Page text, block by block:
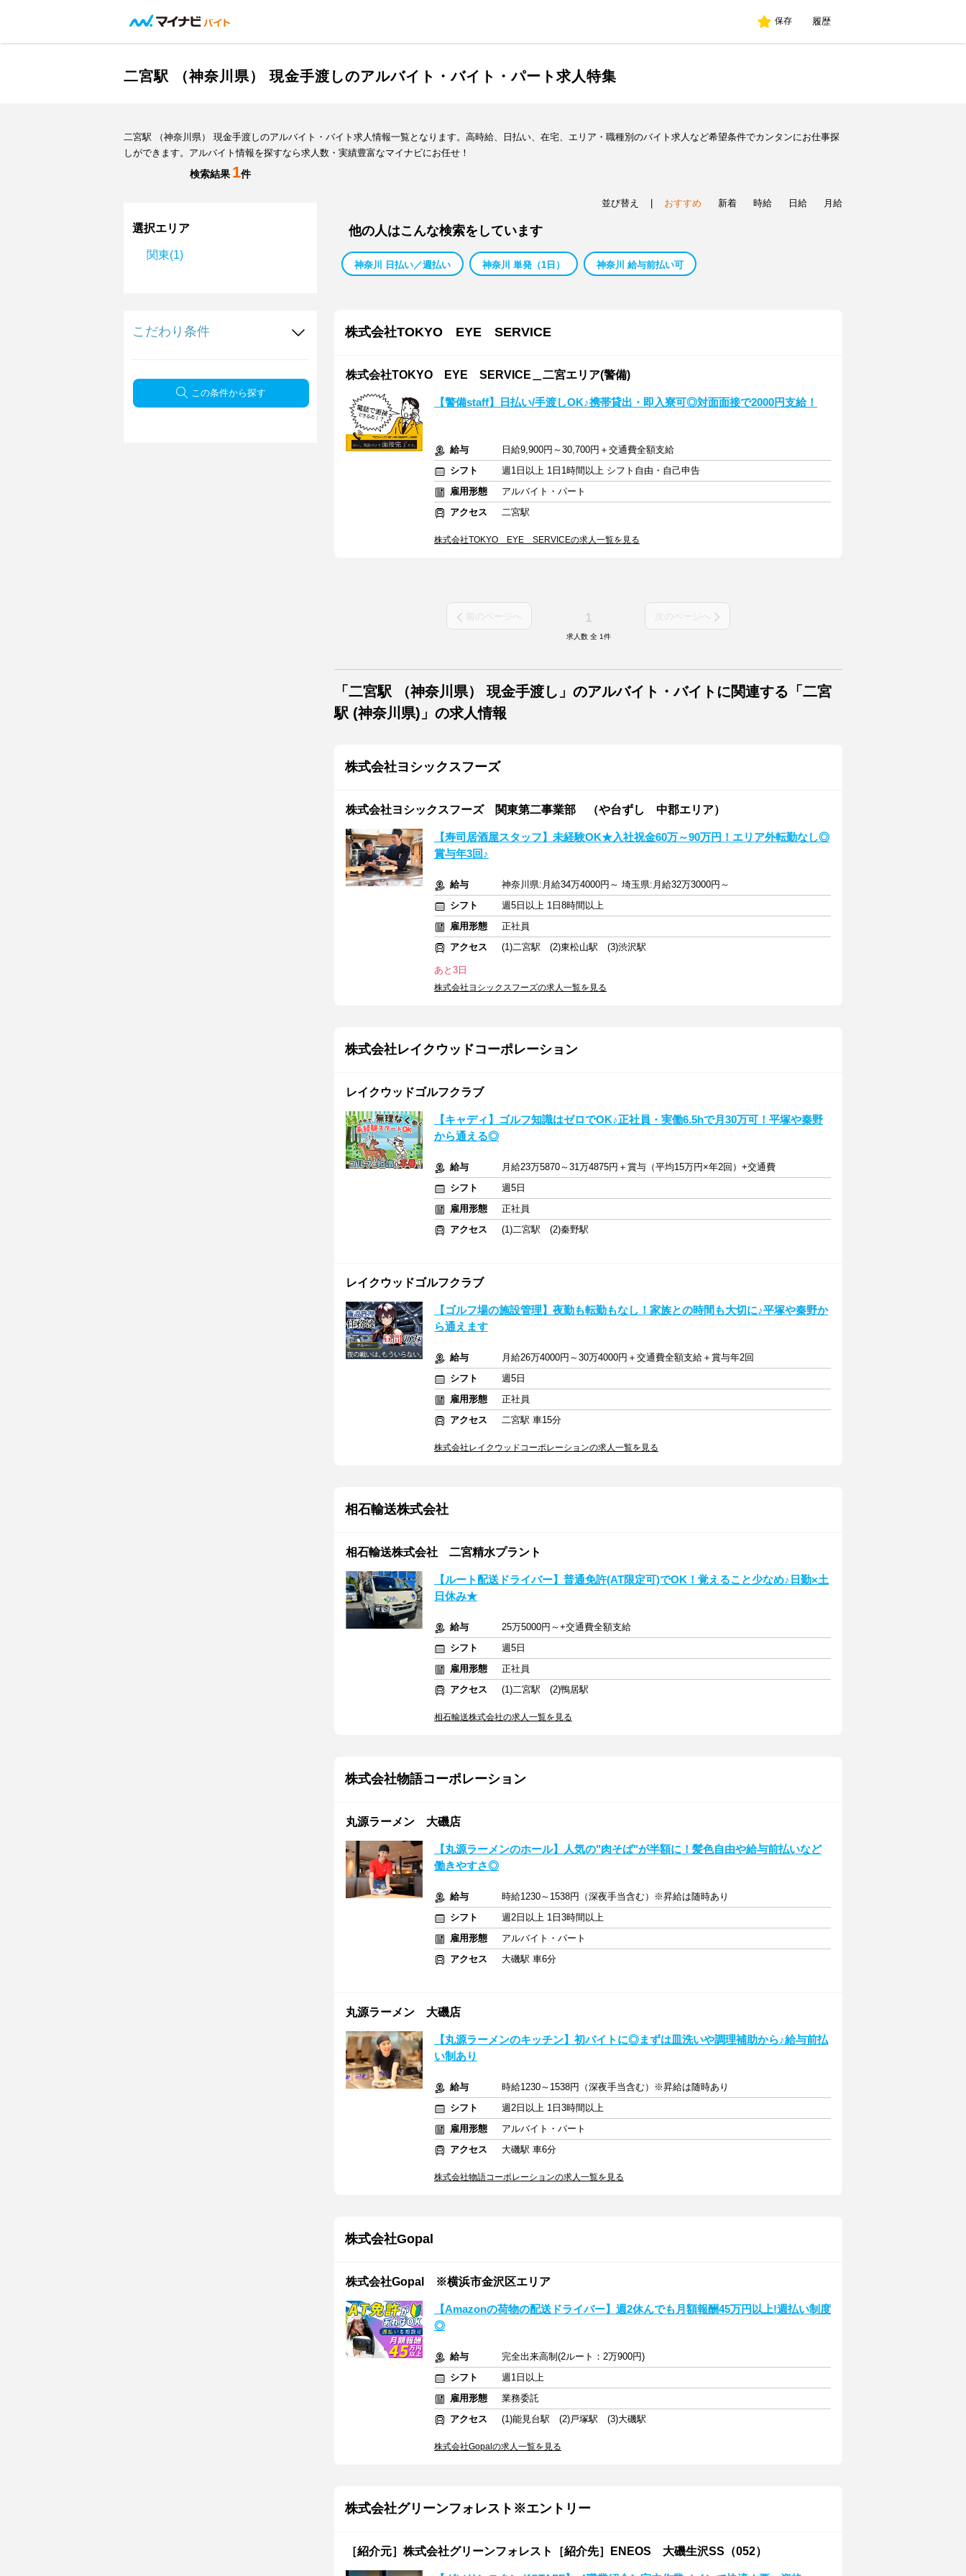
保存 履歴
二宮駅 （神奈川県） 現金手渡しのアルバイト・バイト・パート求人特集
二宮駅 （神奈川県） 現金手渡しのアルバイト・バイト求人情報一覧となります。高時給、日払い、在宅、エリア・職種別のバイト求人など希望条件でカンタンにお仕事探
しができます。アルバイト情報を探すなら求人数・実績豊富なマイナビにお任せ！
検索結果 1件
選択エリア
関東(1)
こだわり条件
この条件から探す
並び替え おすすめ 新着 時給 日給 月給
他の人はこんな検索をしています
神奈川 日払い／週払い 神奈川 単発（1日） 神奈川 給与前払い可
株式会社TOKYO EYE SERVICE
株式会社TOKYO EYE SERVICE＿二宮エリア(警備)
【警備staff】日払い/手渡しOK♪携帯貸出・即入寮可◎対面面接で2000円支給！
給与
日給9,900円～30,700円＋交通費全額支給
シフト
週1日以上 1日1時間以上 シフト自由・自己申告
雇用形態
アルバイト・パート
アクセス
二宮駅
株式会社TOKYO EYE SERVICEの求人一覧を見る
前のページへ 1 次のページへ
求人数 全 1件
「二宮駅 （神奈川県） 現金手渡し」のアルバイト・バイトに関連する「二宮
駅 (神奈川県)」の求人情報
株式会社ヨシックスフーズ
株式会社ヨシックスフーズ 関東第二事業部 （や台ずし 中郡エリア）
【寿司居酒屋スタッフ】未経験OK★入社祝金60万～90万円！エリア外転勤なし◎
賞与年3回♪
給与
神奈川県:月給34万4000円～ 埼玉県:月給32万3000円～
シフト
週5日以上 1日8時間以上
雇用形態
正社員
アクセス
(1)二宮駅 (2)東松山駅 (3)渋沢駅
あと3日
株式会社ヨシックスフーズの求人一覧を見る
株式会社レイクウッドコーポレーション
レイクウッドゴルフクラブ
【キャディ】ゴルフ知識はゼロでOK♪正社員・実働6.5hで月30万可！平塚や秦野
から通える◎
給与
月給23万5870～31万4875円＋賞与（平均15万円×年2回）+交通費
シフト
週5日
雇用形態
正社員
アクセス
(1)二宮駅 (2)秦野駅
レイクウッドゴルフクラブ
【ゴルフ場の施設管理】夜勤も転勤もなし！家族との時間も大切に♪平塚や秦野か
ら通えます
給与
月給26万4000円～30万4000円＋交通費全額支給＋賞与年2回
シフト
週5日
雇用形態
正社員
アクセス
二宮駅 車15分
株式会社レイクウッドコーポレーションの求人一覧を見る
相石輸送株式会社
相石輸送株式会社 二宮精水プラント
【ルート配送ドライバー】普通免許(AT限定可)でOK！覚えること少なめ♪日勤×土
日休み★
給与
25万5000円～+交通費全額支給
シフト
週5日
雇用形態
正社員
アクセス
(1)二宮駅 (2)鴨居駅
相石輸送株式会社の求人一覧を見る
株式会社物語コーポレーション
丸源ラーメン 大磯店
【丸源ラーメンのホール】人気の"肉そば"が半額に！髪色自由や給与前払いなど
働きやすさ◎
給与
時給1230～1538円（深夜手当含む）※昇給は随時あり
シフト
週2日以上 1日3時間以上
雇用形態
アルバイト・パート
アクセス
大磯駅 車6分
丸源ラーメン 大磯店
【丸源ラーメンのキッチン】初バイトに◎まずは皿洗いや調理補助から♪給与前払
い制あり
給与
時給1230～1538円（深夜手当含む）※昇給は随時あり
シフト
週2日以上 1日3時間以上
雇用形態
アルバイト・パート
アクセス
大磯駅 車6分
株式会社物語コーポレーションの求人一覧を見る
株式会社Gopal
株式会社Gopal ※横浜市金沢区エリア
【Amazonの荷物の配送ドライバー】週2休んでも月額報酬45万円以上!週払い制度
◎
給与
完全出来高制(2ルート：2万900円)
シフト
週1日以上
雇用形態
業務委託
アクセス
(1)能見台駅 (2)戸塚駅 (3)大磯駅
株式会社Gopalの求人一覧を見る
株式会社グリーンフォレスト※エントリー
［紹介元］株式会社グリーンフォレスト［紹介先］ENEOS 大磯生沢SS（052）